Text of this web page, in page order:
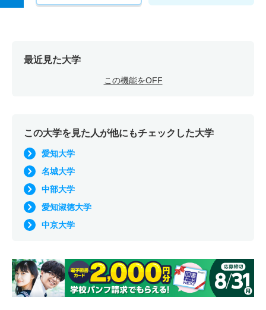
最近見た大学
この機能をOFF
この大学を見た人が他にもチェックした大学
愛知大学
名城大学
中部大学
愛知淑徳大学
中京大学